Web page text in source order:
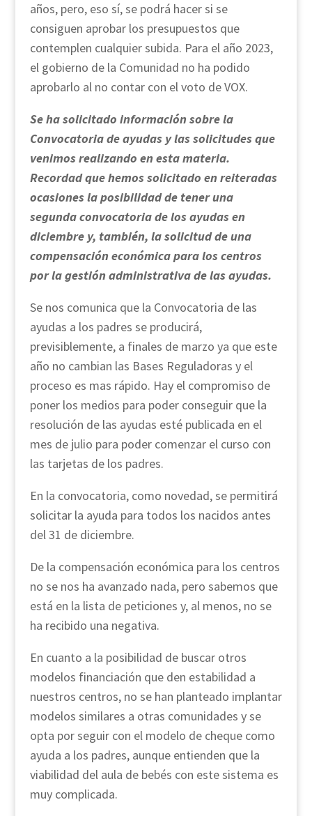
años, pero, eso sí, se podrá hacer si se
consiguen aprobar los presupuestos que
contemplen cualquier subida. Para el año 2023,
el gobierno de la Comunidad no ha podido
aprobarlo al no contar con el voto de VOX.
Se ha solicitado información sobre la
Convocatoria de ayudas y las solicitudes que
venimos realizando en esta materia.
Recordad que hemos solicitado en reiteradas
ocasiones la posibilidad de tener una
segunda convocatoria de los ayudas en
diciembre y, también, la solicitud de una
compensación económica para los centros
por la gestión administrativa de las ayudas.
Se nos comunica que la Convocatoria de las
ayudas a los padres se producirá,
previsiblemente, a finales de marzo ya que este
año no cambian las Bases Reguladoras y el
proceso es mas rápido. Hay el compromiso de
poner los medios para poder conseguir que la
resolución de las ayudas esté publicada en el
mes de julio para poder comenzar el curso con
las tarjetas de los padres.
En la convocatoria, como novedad, se permitirá
solicitar la ayuda para todos los nacidos antes
del 31 de diciembre.
De la compensación económica para los centros
no se nos ha avanzado nada, pero sabemos que
está en la lista de peticiones y, al menos, no se
ha recibido una negativa.
En cuanto a la posibilidad de buscar otros
modelos financiación que den estabilidad a
nuestros centros, no se han planteado implantar
modelos similares a otras comunidades y se
opta por seguir con el modelo de cheque como
ayuda a los padres, aunque entienden que la
viabilidad del aula de bebés con este sistema es
muy complicada.